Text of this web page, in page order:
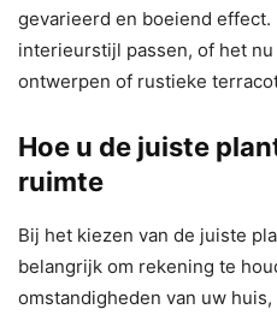
gevarieerd en boeiend
interieurstijl passen, of het
ontwerpen of rustieke
Hoe u de juiste
ruimte
Bij het kiezen van de juiste
belangrijk om rekening te
omstandigheden van uw